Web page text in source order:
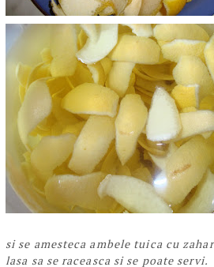
si se amesteca ambele tuica cu
lasa sa se raceasca si se poate servi.